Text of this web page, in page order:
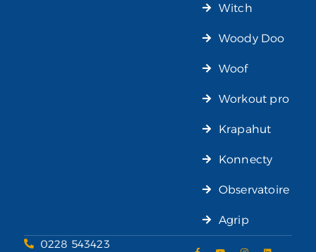
Witch
Woody Doo
Woof
Workout pro
Krapahut
Konnecty
Observatoire
Agrip
0228 543423